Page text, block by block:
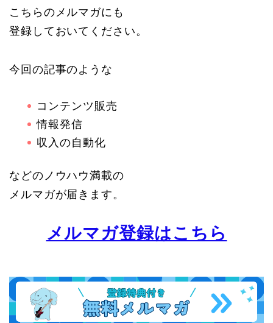
こちらのメルマガにも
登録しておいてください。
今回の記事のような
コンテンツ販売
情報発信
収入の自動化
などのノウハウ満載の
メルマガが届きます。
メルマガ登録はこちら